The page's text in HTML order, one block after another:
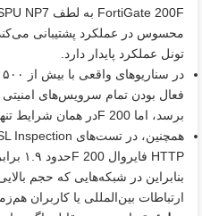
تونل عملکرد پایدار دارد.
برسد، اما F 200در همان شرایط تنها ۵۵٪ مصرف CPU دارد.
HTTP فایروال F 200حدود ۱.۹ برابر سریع‌تر از F 100عمل می‌کند.
بنابراین در شبکه‌هایی که حجم
ارتباطات بین‌المللی یا کاربران